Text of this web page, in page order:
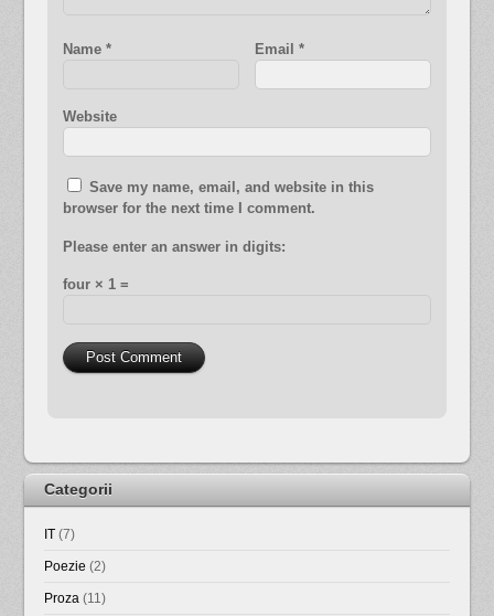
Name* Email *
Website
Save my name, email, and website in this
browser for the next time I comment.
Please enter an answer in digits:
four × 1 =
Categorii
IT (7)
Poezie (2)
Proza (11)